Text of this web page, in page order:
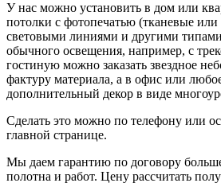
У нас можно установить в дом или
потолки с фотопечатью (тканевые
световыми линиями и другими
обычного освещения, например, с
гостиную можно заказать звездное
фактуру материала, а в офис или
дополнительный декор в виде
Сделать это можно по телефону или
главной странице.
Мы даем гарантию по договору
полотна и работ. Цену рассчитать